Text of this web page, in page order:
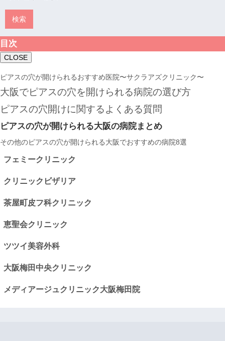
目次
CLOSE
ピアスの穴が開けられるおすすめ医院〜サクラアズクリニック〜
大阪でピアスの穴を開けられる病院の選び方
ピアスの穴開けに関するよくある質問
ピアスの穴が開けられる大阪の病院まとめ
その他のピアスの穴が開けられる大阪でおすすめの病院8選
フェミークリニック
クリニックビザリア
茶屋町皮フ科クリニック
恵聖会クリニック
ツツイ美容外科
大阪梅田中央クリニック
メディアージュクリニック大阪梅田院